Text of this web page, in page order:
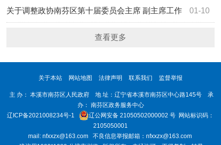
01-10
关于调整政协南芬区第十届委员会主席 副主席工作
查看更多
关于本站 网站地图 法律声明 联系我们 监督举报
主 办： 本溪市南芬区人民政府 地 址：辽宁省本溪市南芬区中心路145号 承
办： 南芬区政务服务中心
辽ICP备2021008234号-1
辽公网安备 21050502000002 号 网站标识码：
2105050001
mail: nfxxzx@163.com 不良信息举报邮箱：nfxxzx@163.com